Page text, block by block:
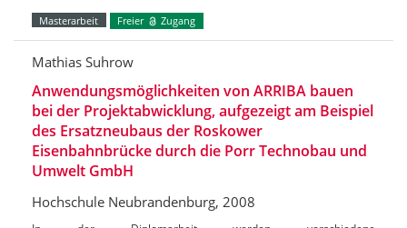
Masterarbeit Freier Zugang
Mathias Suhrow
Anwendungsmöglichkeiten von ARRIBA bauen
bei der Projektabwicklung, aufgezeigt am Beispiel
des Ersatzneubaus der Roskower
Eisenbahnbrücke durch die Porr Technobau und
Umwelt GmbH
Hochschule Neubrandenburg, 2008